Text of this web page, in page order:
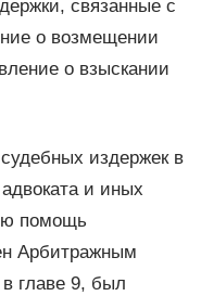
связанные с
о возмещении
о взыскании
издержек в
и иных
помощь
Арбитражным
главе 9, был